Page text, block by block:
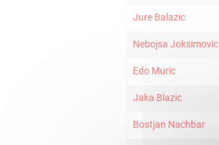
Jure Balazic
Nebojsa Joksimovic
Edo Muric
Jaka Blazic
Bostjan Nachbar